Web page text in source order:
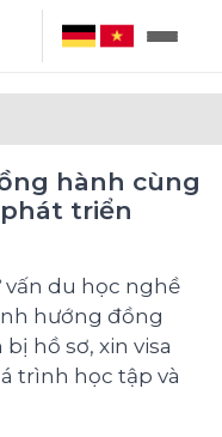
hành cùng
triển
vấn du học nghề
hướng đồng
hồ sơ, xin visa
trình học tập và